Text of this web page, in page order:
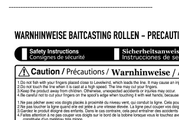
-------------------------------------------------------------